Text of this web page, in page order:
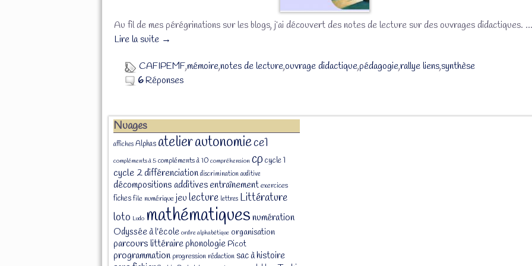
Au fil de mes pérégrinations sur les blogs, j’ai découvert des notes de lecture sur des ouvrages didactiques. …
Lire la suite →
CAFIPEMF,mémoire,notes de lecture,ouvrage didactique,pédagogie,rallye liens,synthèse
6Réponses
Nuages
affiches Alphas atelierautonomiece1
compléments à 5 compléments à 10 compréhension cp cycle 1
cycle 2 différenciation discrimination auditive
décompositions additives entraînement exercices
fiches file numérique jeu lecture lettres Littérature
loto Ludo mathématiquesnumération
Odyssée à l'école ordre alphabétique organisation
parcours littérairephonologie Picot
programmation progression rédaction sac à histoire